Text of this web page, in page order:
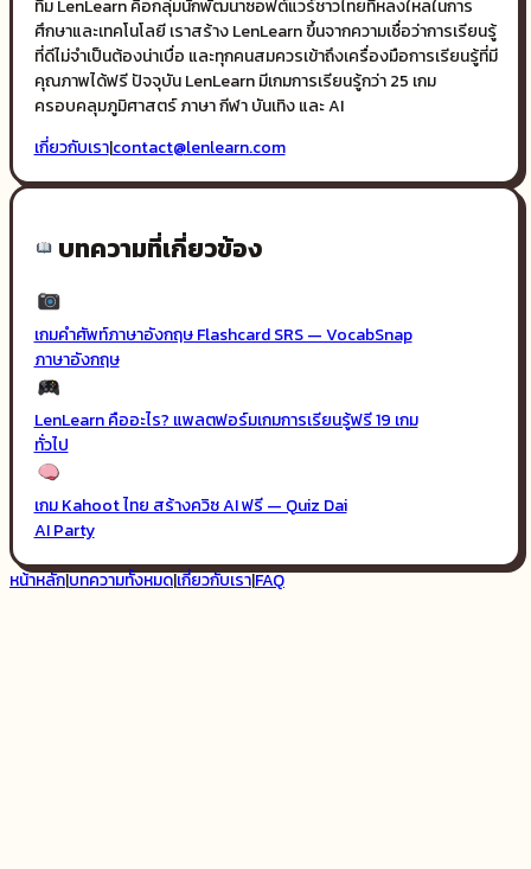
ทีม LenLearn คือกลุ่มนักพัฒนาซอฟต์แวร์ชาวไทยที่หลงใหลในการ
ศึกษาและเทคโนโลยี เราสร้าง LenLearn ขึ้นจากความเชื่อว่าการเรียนรู้
ที่ดีไม่จำเป็นต้องน่าเบื่อ และทุกคนสมควรเข้าถึงเครื่องมือการเรียนรู้ที่มี
คุณภาพได้ฟรี ปัจจุบัน LenLearn มีเกมการเรียนรู้กว่า 25 เกม
ครอบคลุมภูมิศาสตร์ ภาษา กีฬา บันเทิง และ AI
เกี่ยวกับเรา|contact@lenlearn.com
บทความที่เกี่ยวข้อง
เกมคำศัพท์ภาษาอังกฤษ Flashcard SRS — VocabSnap
ภาษาอังกฤษ
LenLearn คืออะไร? แพลตฟอร์มเกมการเรียนรู้ฟรี 19 เกม
ทั่วไป
เกม Kahoot ไทย สร้างควิซ AI ฟรี — Quiz Dai
AI Party
หน้าหลัก|บทความทั้งหมด|เกี่ยวกับเรา|FAQ